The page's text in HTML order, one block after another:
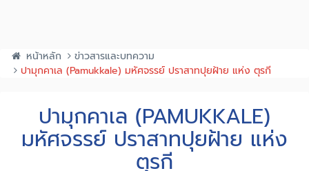
หน้าหลัก
ข่าวสารและบทความ
ปามุกคาเล (Pamukkale) มหัศจรรย์ ปราสาทปุยฝ้าย แห่ง ตุรกี
ปามุกคาเล (PAMUKKALE)
มหัศจรรย์ ปราสาทปุยฝ้าย แห่ง
ตุรกี